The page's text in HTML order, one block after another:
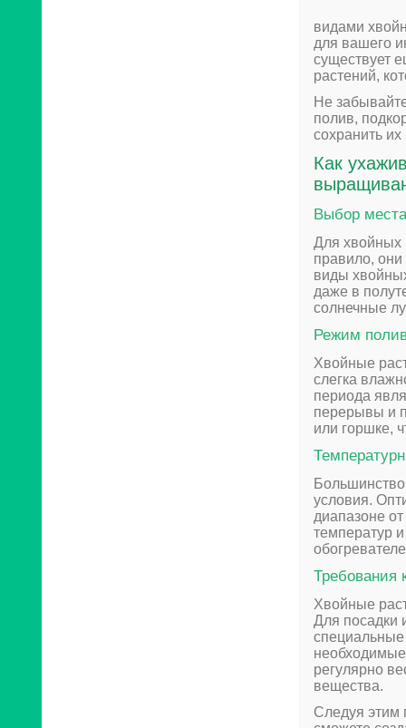
видами
для вашего
существует
растений,
Не
полив,
сохранить их
Как
Выбор
Для хвойных
правило,
виды
даже в
солнечные
Режим
Хвойные
слегка
периода
перерывы и
или горшке,
условия.
диапазоне
температур
Требования
Хвойные
Для посадки
специальные
регулярно
вещества.
Следуя этим